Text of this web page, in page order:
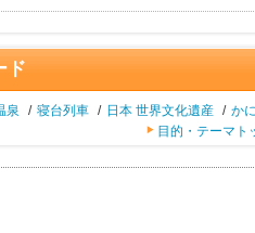
ド
泉 / 寝台列車 / 日本 世界文化遺産 / かに
目的・テーマト